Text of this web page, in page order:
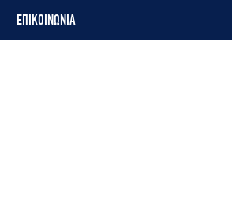
ΕΠΙΚΟΙΝΩΝΙΑ